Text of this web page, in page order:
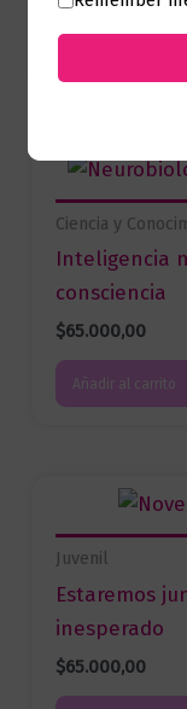
Ciencia y
Inteligencia
consciencia
$65.000,00
Añadir al carrito
Juvenil
Estaremos
inesperado
$65.000,00